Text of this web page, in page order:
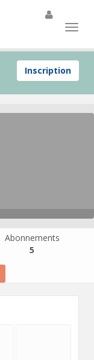
Inscription
Abonnements
5